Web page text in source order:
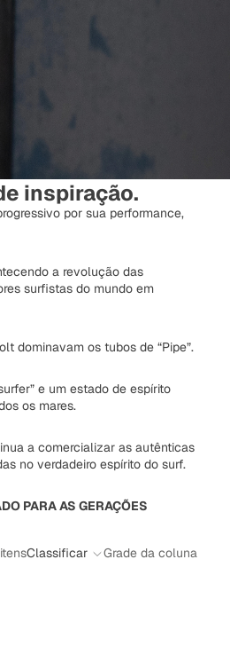
inspiração.
por sua performance,
a revolução das
surfistas do mundo em
dominavam os tubos de “Pipe”.
e um estado de espírito
os mares.
a comercializar as autênticas
no verdadeiro espírito do surf.
PARA AS GERAÇÕES
Classificar
Grade da coluna